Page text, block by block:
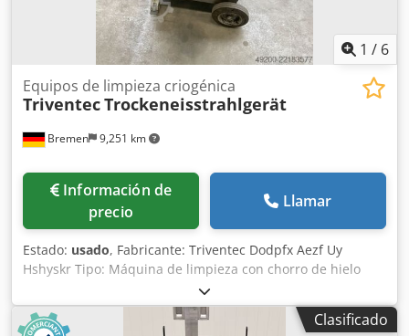
1 / 6
Bremen 9,251 km
Equipos de limpieza criogénica
TriventecTrockeneisstrahlgerät
Información de
precio
Llamar
Estado: usado, Fabricante: Triventec Dodpfx Aezf Uy
Hshyskr Tipo: Máquina de limpieza con chorro de hielo
seco (el tipo exacto es desconocido) Cantidad disponible: 2
unidades Estado: usado Uso: Limpieza y tratamiento de
superficies mediante chorro de hielo seco.
Clasificado